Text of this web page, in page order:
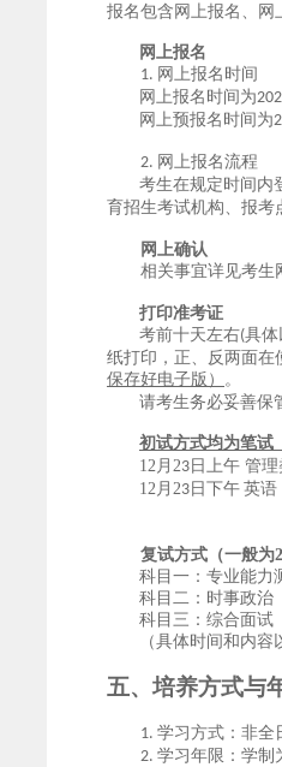
报名包含网上报名、网
网上报名
1. 网上报名时间
网上报名时间为202
网上预报名时间为
2. 网上报名流程
考生在规定时间内
育招生考试机构、报
网上确认
相关事宜详见考生
打印准考证
考前十天左右(具体
纸打印，正、反两面在
保存好电子版） 。
请考生务必妥善保
初试方式均为笔试
12月 23 日上午 管理
12月 23 日 下午 英语
复试方式（一般为
科目一：专业能力
科目二：时事政治
科目三：综合面试
（具体时间和内
五、培养方式与
1. 学习方式：非全
2. 学习年限：学制